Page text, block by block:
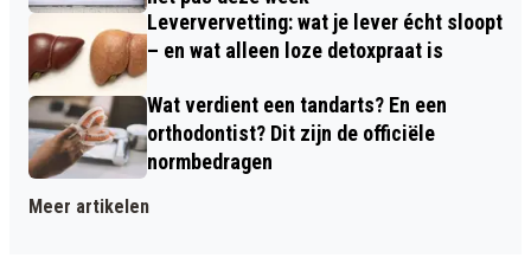
Leververvetting: wat je lever écht sloopt
– en wat alleen loze detoxpraat is
Wat verdient een tandarts? En een
orthodontist? Dit zijn de officiële
normbedragen
Meer artikelen